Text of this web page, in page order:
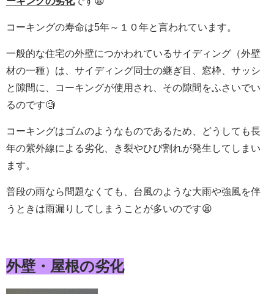
コーキングの寿命は5年～１０年と言われています。
一般的な住宅の外壁につかわれているサイディング（外壁
材の一種）は、サイディング同士の継ぎ目、窓枠、サッシ
と隙間に、コーキングが使用され、その隙間をふさいでい
るのです🧐
コーキングはゴムのようなものであるため、どうしても長
年の紫外線による劣化、き裂やひび割れが発生してしまい
ます。
普段の雨なら問題なくても、台風のような大雨や強風を伴
うときは雨漏りしてしまうことが多いのです😫
外壁・屋根の劣化